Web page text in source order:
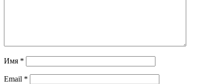
Имя *
Email *